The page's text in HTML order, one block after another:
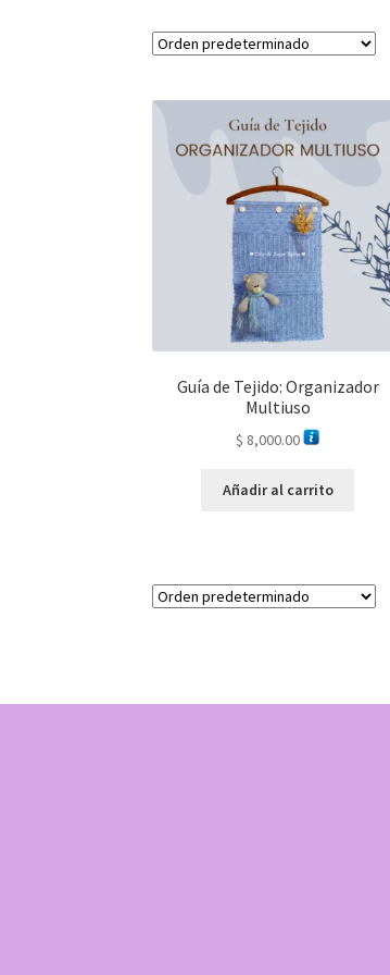
Guía de Tejido: Organizador
Multiuso
$ 8,000.00
Añadir al carrito